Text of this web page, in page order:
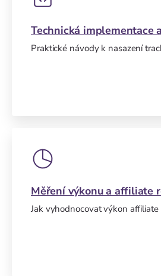
Technická implementace
Praktické návody k nasazení
Měření výkonu a affiliate
Jak vyhodnocovat výkon